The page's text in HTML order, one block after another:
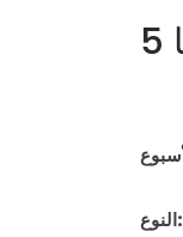
النوع: